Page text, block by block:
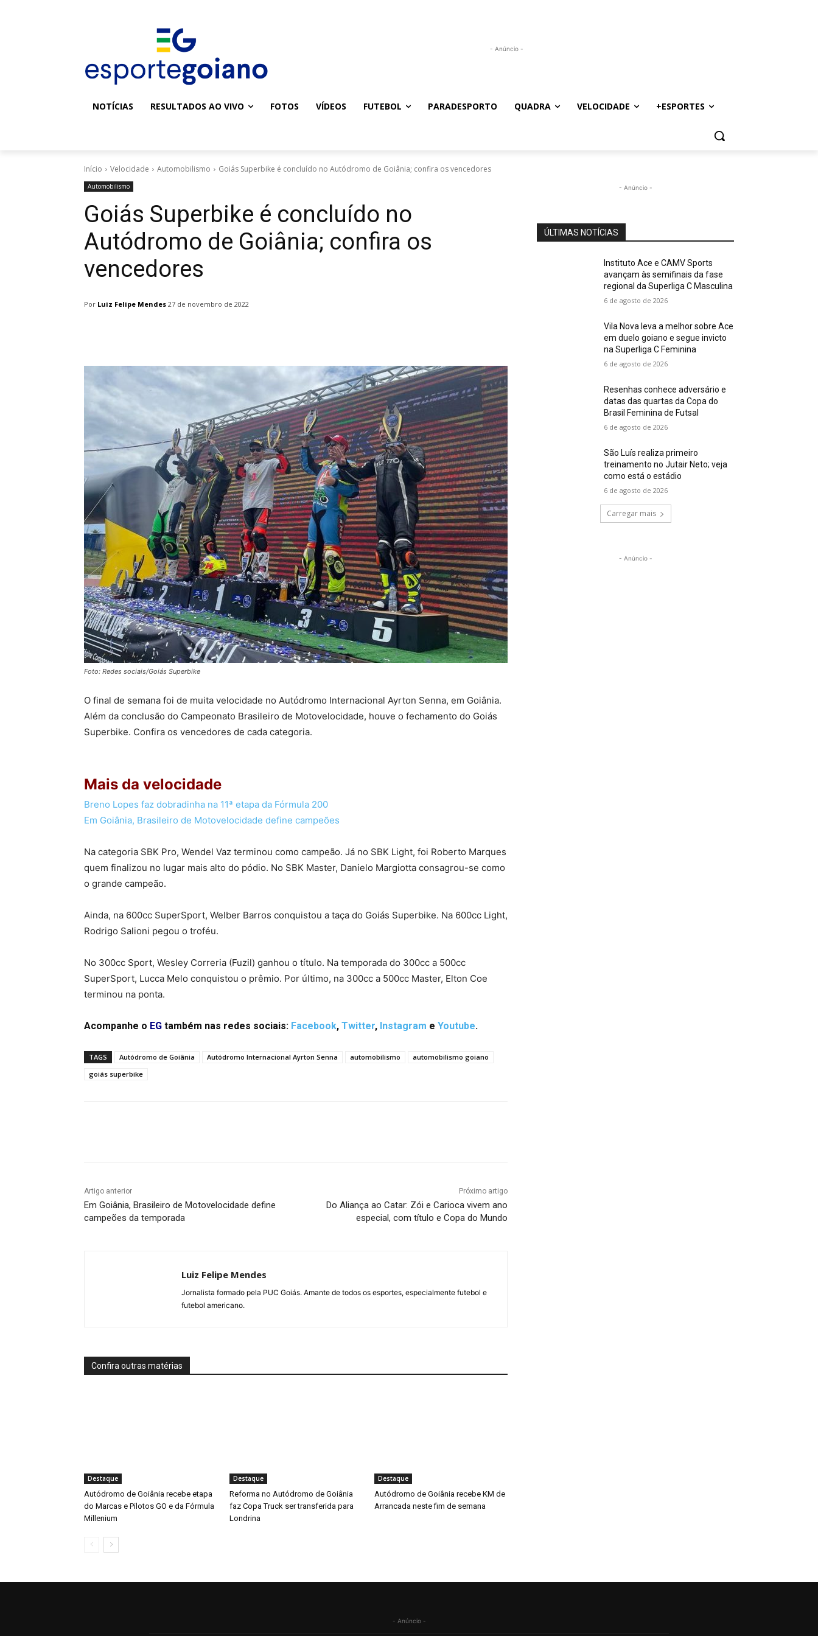
- Anúncio -
NOTÍCIAS RESULTADOS AO VIVO FOTOS VÍDEOS FUTEBOL PARADESPORTO QUADRA VELOCIDADE +ESPORTES
Início Velocidade Automobilismo Goiás Superbike é concluído no Autódromo de Goiânia; confira os vencedores
Automobilismo
Goiás Superbike é concluído no
Autódromo de Goiânia; confira os
vencedores
Por Luiz Felipe Mendes 27 de novembro de 2022
Foto: Redes sociais/Goiás Superbike
O final de semana foi de muita velocidade no Autódromo Internacional Ayrton Senna, em Goiânia.
Além da conclusão do Campeonato Brasileiro de Motovelocidade, houve o fechamento do Goiás
Superbike. Confira os vencedores de cada categoria.
Mais da velocidade
Breno Lopes faz dobradinha na 11ª etapa da Fórmula 200
Em Goiânia, Brasileiro de Motovelocidade define campeões
Na categoria SBK Pro, Wendel Vaz terminou como campeão. Já no SBK Light, foi Roberto Marques
quem finalizou no lugar mais alto do pódio. No SBK Master, Danielo Margiotta consagrou-se como
o grande campeão.
Ainda, na 600cc SuperSport, Welber Barros conquistou a taça do Goiás Superbike. Na 600cc Light,
Rodrigo Salioni pegou o troféu.
No 300cc Sport, Wesley Correria (Fuzil) ganhou o título. Na temporada do 300cc a 500cc
SuperSport, Lucca Melo conquistou o prêmio. Por último, na 300cc a 500cc Master, Elton Coe
terminou na ponta.
Acompanhe o EG também nas redes sociais: Facebook, Twitter, Instagram e Youtube.
TAGS Autódromo de Goiânia Autódromo Internacional Ayrton Senna automobilismo
automobilismo goiano
goiás superbike
Artigo anterior
Em Goiânia, Brasileiro de Motovelocidade define
campeões da temporada
Próximo artigo
Do Aliança ao Catar: Zói e Carioca vivem ano
especial, com título e Copa do Mundo
Luiz Felipe Mendes
Jornalista formado pela PUC Goiás. Amante de todos os esportes, especialmente futebol e
futebol americano.
Confira outras matérias
Destaque
Autódromo de Goiânia recebe etapa
do Marcas e Pilotos GO e da Fórmula
Millenium
Destaque
Reforma no Autódromo de Goiânia
faz Copa Truck ser transferida para
Londrina
Destaque
Autódromo de Goiânia recebe KM de
Arrancada neste fim de semana
- Anúncio -
ÚLTIMAS NOTÍCIAS
Instituto Ace e CAMV Sports
avançam às semifinais da fase
regional da Superliga C Masculina
6 de agosto de 2026
Vila Nova leva a melhor sobre Ace
em duelo goiano e segue invicto
na Superliga C Feminina
6 de agosto de 2026
Resenhas conhece adversário e
datas das quartas da Copa do
Brasil Feminina de Futsal
6 de agosto de 2026
São Luís realiza primeiro
treinamento no Jutair Neto; veja
como está o estádio
6 de agosto de 2026
Carregar mais
- Anúncio -
- Anúncio -